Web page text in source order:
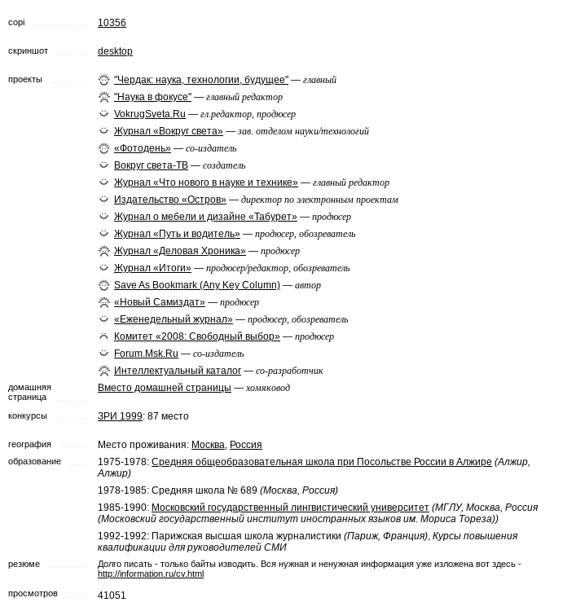
copi 10356
скриншот desktop
проекты "Чердак: наука, технологии, будущее" — главный
"Наука в фокусе" — главный редактор
VokrugSveta.Ru — гл.редактор, продюсер
Журнал «Вокруг света» — зав. отделом науки/технологий
«Фотодень» — со-издатель
Вокруг света-ТВ — создатель
Журнал «Что нового в науке и технике» — главный редактор
Издательство «Остров» — директор по электронным проектам
Журнал о мебели и дизайне «Табурет» — продюсер
Журнал «Путь и водитель» — продюсер, обозреватель
Журнал «Деловая Хроника» — продюсер
Журнал «Итоги» — продюсер/редактор, обозреватель
Save As Bookmark (Any Key Column) — автор
«Новый Самиздат» — продюсер
«Еженедельный журнал» — продюсер, обозреватель
Комитет «2008: Свободный выбор» — продюсер
Forum.Msk.Ru — со-издатель
Интеллектуальный каталог — co-разработчик
домашняя
страница
Вместо домашней страницы — хомяковод
конкурсы ЗРИ 1999: 87 место
география Место проживания: Москва, Россия
образование 1975-1978: Средняя общеобразовательная школа при Посольстве России в Алжире (Алжир,
Алжир)
1978-1985: Средняя школа № 689 (Москва, Россия)
1985-1990: Московский государственный лингвистический университет (МГЛУ, Москва, Россия
(Московский государственный институт иностранных языков им. Мориса Тореза))
1992-1992: Парижская высшая школа журналистики (Париж, Франция), Курсы повышения
квалификации для руководителей СМИ
резюме
Долго писать - только байты изводить. Вся нужная и ненужная информация уже изложена вот здесь -
http://information.ru/cv.html
просмотров
41051